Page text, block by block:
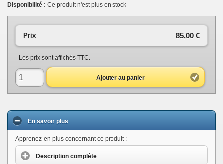
Disponibilité : Ce produit n'est plus en stock
85,00 €
Prix
Les prix sont affichés TTC.
Ajouter au panier
En savoir plus
Apprenez-en plus concernant ce produit :
Description complète